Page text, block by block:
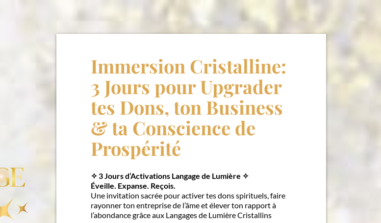
Immersion Cristalline:
3 Jours pour Upgrader
tes Dons, ton Business
& ta Conscience de
Prospérité
✧ 3 Jours d’Activations Langage de Lumière ✧
Éveille. Expanse. Reçois.
Une invitation sacrée pour activer tes dons spirituels, faire
rayonner ton entreprise de l’âme et élever ton rapport à
l’abondance grâce aux Langages de Lumière Cristallins